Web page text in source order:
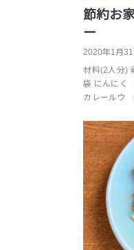
節約お
ー
2020年1月31
材料(2人分)
袋 にんに
カレールウ